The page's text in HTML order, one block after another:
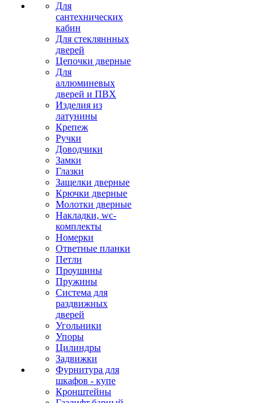
Для
сантехнических
кабин
Для стекляннных
дверей
Цепочки дверные
Для
аллюминевых
дверей и ПВХ
Изделия из
латунины
Крепеж
Ручки
Доводчики
Замки
Глазки
Защелки дверные
Крючки дверные
Молотки дверные
Накладки, wc-
комплекты
Номерки
Ответные планки
Петли
Проушины
Пружины
Система для
раздвижных
дверей
Угольники
Упоры
Цилиндры
Задвижки
Фурнитура для
шкафов - купе
Кронштейны